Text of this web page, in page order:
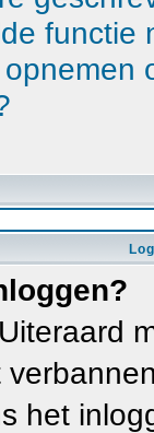
functie
het